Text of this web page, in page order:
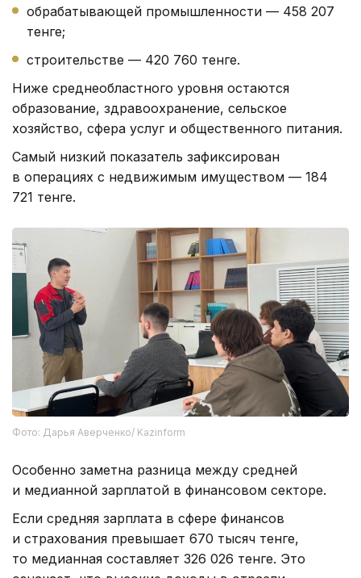
обрабатывающей промышленности — 458 207
тенге;
строительстве — 420 760 тенге.
Ниже среднеобластного уровня остаются
образование, здравоохранение, сельское
хозяйство, сфера услуг и общественного питания.
Самый низкий показатель зафиксирован
в операциях с недвижимым имуществом — 184
721 тенге.
Фото: Дарья Аверченко/ Kazinform
Особенно заметна разница между средней
и медианной зарплатой в финансовом секторе.
Если средняя зарплата в сфере финансов
и страхования превышает 670 тысяч тенге,
то медианная составляет 326 026 тенге. Это